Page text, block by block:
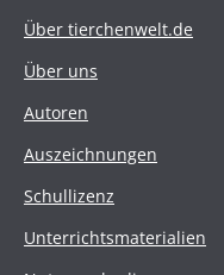
Über tierchenwelt.de
Über uns
Autoren
Auszeichnungen
Schullizenz
Unterrichtsmaterialien